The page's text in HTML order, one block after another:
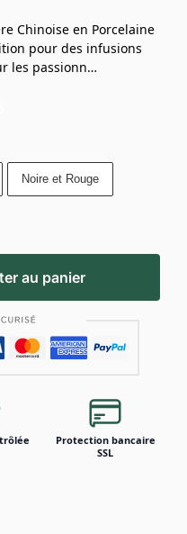
Chinoise en Porcelaine
pour des infusions
les passionn…
Noire et Rouge
au panier
Protection bancaire
SSL